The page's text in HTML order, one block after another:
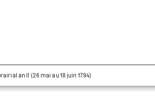
an II (26 mai au 18 juin 1794)